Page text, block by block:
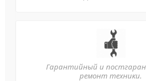
Гарантийный и
ремонт техники.